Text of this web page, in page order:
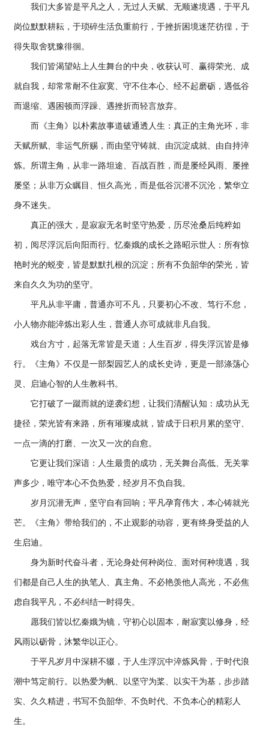
我们大多皆是平凡之人，无过人天赋、无顺遂境遇，于平凡
岗位默默耕耘，于琐碎生活负重前行，于挫折困境迷茫彷徨，于
得失取舍犹豫徘徊。
我们皆渴望站上人生舞台的中央，收获认可、赢得荣光、成
就自我，却常常耐不住寂寞、守不住本心、经不起磨砺，遇低谷
而退缩、遇困顿而浮躁、遇挫折而轻言放弃。
而《主角》以朴素故事道破通透人生：真正的主角光环，非
天赋所赋、非运气所赐，而由坚守铸就、由沉淀成就、由自持淬
炼。所谓主角，从非一路坦途、百战百胜，而是屡经风雨、屡挫
屡坚；从非万众瞩目、恒久高光，而是低谷沉潜不沉沦，繁华立
身不迷失。
真正的强大，是寂寂无名时坚守热爱，历尽沧桑后纯粹如
初，阅尽浮沉后向阳而行。忆秦娥的成长之路昭示世人：所有惊
艳时光的蜕变，皆是默默扎根的沉淀；所有不负韶华的荣光，皆
来自久久为功的坚守。
平凡从非平庸，普通亦可不凡，只要初心不改、笃行不怠，
小人物亦能淬炼出彩人生，普通人亦可成就非凡自我。
戏台方寸，起落无常皆是天道；人生百岁，得失浮沉皆是修
行。《主角》不仅是一部梨园艺人的成长史诗，更是一部涤荡心
灵、启迪心智的人生教科书。
它打破了一蹴而就的逆袭幻想，让我们清醒认知：成功从无
捷径，荣光皆有来路，所有璀璨成就，皆成于日积月累的坚守、
一点一滴的打磨、一次又一次的自愈。
它更让我们深谙：人生最贵的成功，无关舞台高低、无关掌
声多少，唯守本心不负热爱，经岁月不负自我。
岁月沉潜无声，坚守自有回响；平凡孕育伟大，本心铸就光
芒。《主角》带给我们的，不止观影的动容，更有终身受益的人
生启迪。
身为新时代奋斗者，无论身处何种岗位、面对何种境遇，我
们都是自己人生的执笔人、真主角。不必艳羡他人高光，不必焦
虑自我平凡，不必纠结一时得失。
愿我们皆以忆秦娥为镜，守初心以固本，耐寂寞以修身，经
风雨以砺骨，沐繁华以正心。
于平凡岁月中深耕不辍，于人生浮沉中淬炼风骨，于时代浪
潮中笃定前行。以热爱为帆、以坚守为桨、以实干为基，步步踏
实、久久精进，书写不负韶华、不负时代、不负本心的精彩人
生。